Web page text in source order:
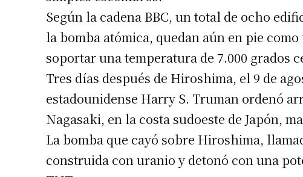
Suscribirme
Dirección de
Según la cadena BBC, un total de ocho
la bomba atómica, quedan aún en pie
soportar una temperatura de 7.000 grados
Tres días después de Hiroshima, el 9 de
estadounidense Harry S. Truman ordenó
Nagasaki, en la costa sudoeste de Japón,
La bomba que cayó sobre Hiroshima,
construida con uranio y detonó con una